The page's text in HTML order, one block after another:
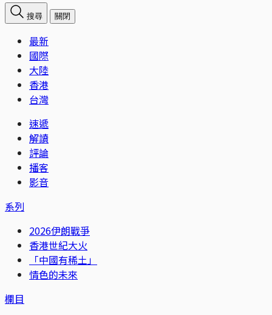
搜尋 關閉
最新
國際
大陸
香港
台灣
速遞
解讀
評論
播客
影音
系列
2026伊朗戰爭
香港世紀大火
「中國有稀土」
情色的未來
欄目